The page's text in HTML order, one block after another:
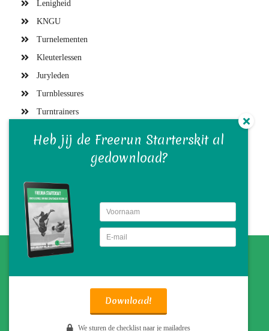
Lenigheid
KNGU
Turnelementen
Kleuterlessen
Juryleden
Turnblessures
Turntrainers
Turnwedstrijden
Turnmaterialen
Turntraining
© BETER TURNEN
Heb jij de Freerun Starterskit al
gedownload?
Download!
We sturen de checklist naar je mailadres